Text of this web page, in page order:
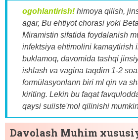
ogohlantirish! himoya qilish,
agar, Bu ehtiyot chorasi yoki
Miramistin sifatida foydalanish
infektsiya ehtimolini kamaytirish
buklamoq, davomida tashqi
ishlash va vagina taqdim 1-2
formülasyonlann biri ml qin va
kiriting. Lekin bu faqat
qaysi suiiste'mol qilinishi
Davolash Muhim